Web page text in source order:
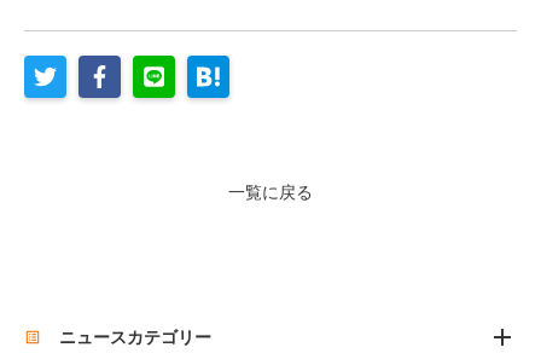
一覧に戻る
list_alt ニュースカテゴリー add